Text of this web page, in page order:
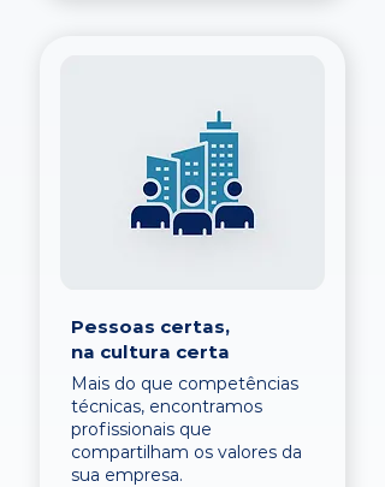
Pessoas certas,
na cultura certa
Mais do que competências
técnicas, encontramos
profissionais que
compartilham os valores da
sua empresa.